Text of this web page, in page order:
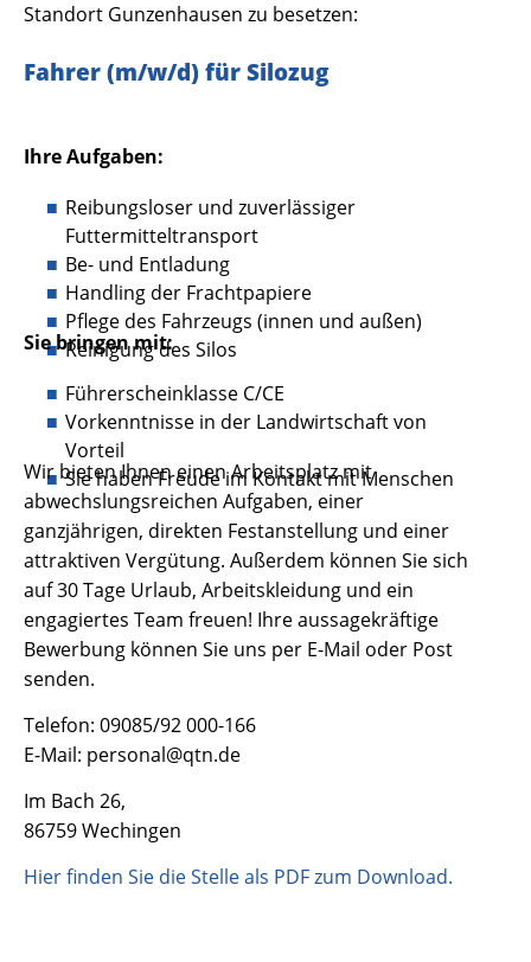
Standort Gunzenhausen zu besetzen:
Fahrer (m/w/d) für Silozug
Ihre Aufgaben:
Reibungsloser und zuverlässiger
Futtermitteltransport
Be- und Entladung
Handling der Frachtpapiere
Pflege des Fahrzeugs (innen und außen)
Reinigung des Silos
Sie bringen mit:
Führerscheinklasse C/CE
Vorkenntnisse in der Landwirtschaft von
Vorteil
Sie haben Freude im Kontakt mit Menschen
Wir bieten Ihnen einen Arbeitsplatz mit
abwechslungsreichen Aufgaben, einer
ganzjährigen, direkten Festanstellung und einer
attraktiven Vergütung. Außerdem können Sie sich
auf 30 Tage Urlaub, Arbeitskleidung und ein
engagiertes Team freuen! Ihre aussagekräftige
Bewerbung können Sie uns per E-Mail oder Post
senden.
Telefon: 09085/92 000-166
E-Mail: personal@qtn.de
Im Bach 26,
86759 Wechingen
Hier finden Sie die Stelle als PDF zum Download.